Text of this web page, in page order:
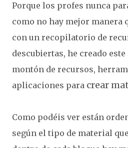
Porque los profes nunca
como no hay mejor manera
con un recopilatorio de
descubiertas, he creado este
montón de recursos,
aplicaciones para crear
Como podéis ver están
según el tipo de material